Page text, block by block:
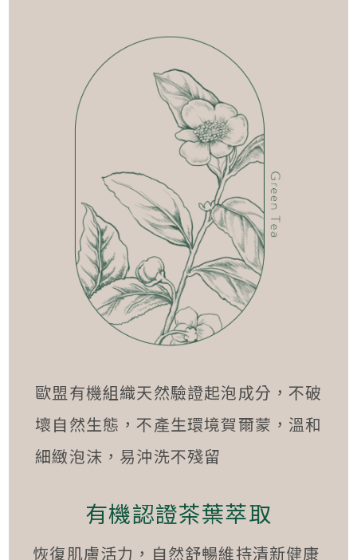
歐盟有機組織天然驗證起泡成分，不破
壞自然生態，不產生環境賀爾蒙，溫和
細緻泡沫，易沖洗不殘留
有機認證茶葉萃取
恢復肌膚活力，自然舒暢維持清新健康